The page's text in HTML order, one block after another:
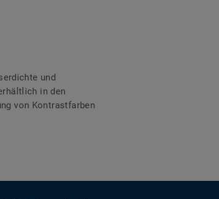
und
in den
von Kontrastfarben